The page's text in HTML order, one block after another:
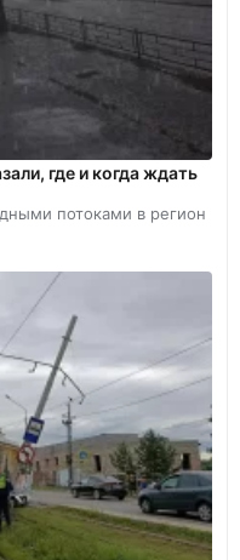
где и когда ждать
потоками в регион